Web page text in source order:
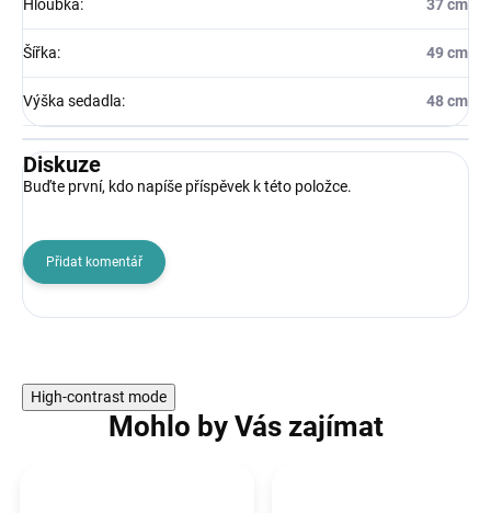
Hloubka: 37 cm
Šířka: 49 cm
Výška sedadla: 48 cm
Diskuze
Buďte první, kdo napíše příspěvek k této položce.
Přidat komentář
High-contrast mode
Mohlo by Vás zajímat